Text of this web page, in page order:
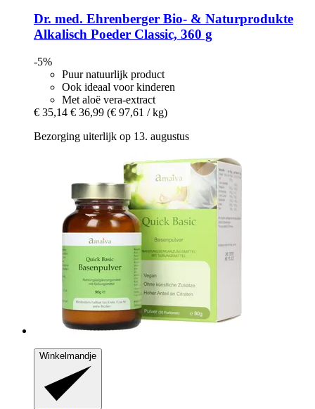
Dr. med. Ehrenberger Bio- & Naturprodukte
Alkalisch Poeder Classic, 360 g
-5%
Puur natuurlijk product
Ook ideaal voor kinderen
Met aloë vera-extract
€ 35,14 € 36,99 (€ 97,61 / kg)
Bezorging uiterlijk op 13. augustus
Winkelmandje